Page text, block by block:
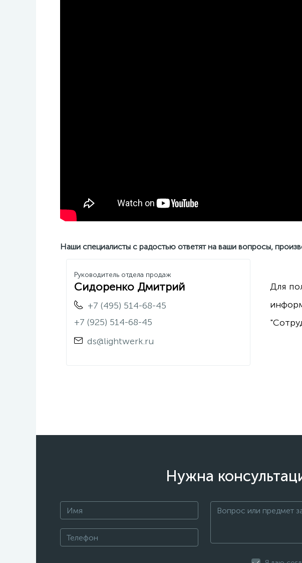
Наши специалисты с радостью ответят на ваши вопросы,
Руководитель отдела продаж
Сидоренко Дмитрий
+7 (495) 514-68-45
+7 (925) 514-68-45
ds@lightwerk.ru
Для
Нужна